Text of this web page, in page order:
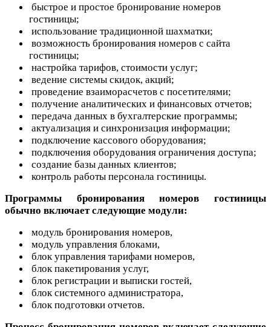
быстрое и простое бронирование номеров
гостиницы;
использование традиционной шахматки;
возможность бронирования номеров с сайта
гостиницы;
настройка тарифов, стоимости услуг;
ведение системы скидок, акций;
проведение взаиморасчетов с посетителями;
получение аналитических и финансовых отчетов;
передача данных в бухгалтерские программы;
актуализация и синхронизация информации;
подключение кассового оборудования;
подключения оборудования ограничения доступа;
создание базы данных клиентов;
контроль работы персонала гостиницы.
Программы бронирования номеров гостиницы
обычно включает следующие модули:
модуль бронирования номеров,
модуль управления блоками,
блок управления тарифами номеров,
блок пакетирования услуг,
блок регистрации и выписки гостей,
блок системного администратора,
блок подготовки отчетов.